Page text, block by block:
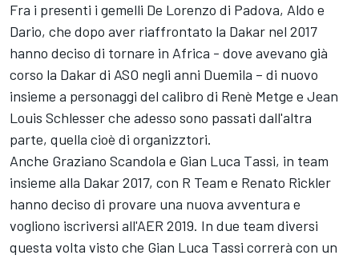
Fra i presenti i gemelli De Lorenzo di Padova, Aldo e
Dario, che dopo aver riaffrontato la Dakar nel 2017
hanno deciso di tornare in Africa - dove avevano già
corso la Dakar di ASO negli anni Duemila – di nuovo
insieme a personaggi del calibro di Renè Metge e Jean
Louis Schlesser che adesso sono passati dall'altra
parte, quella cioè di organizztori.
Anche Graziano Scandola e Gian Luca Tassi, in team
insieme alla Dakar 2017, con R Team e Renato Rickler
hanno deciso di provare una nuova avventura e
vogliono iscriversi all'AER 2019. In due team diversi
questa volta visto che Gian Luca Tassi correrà con un